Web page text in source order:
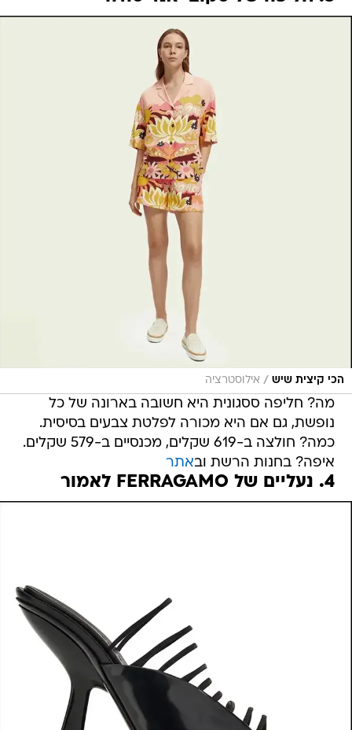
הכי קיצית שיש / אילוסטרציה
מה? חליפה ססגונית היא חשובה בארונה של כל
נופשת, גם אם היא מכורה לפלטת צבעים בסיסית.
כמה? חולצה ב-619 שקלים, מכנסיים ב-579 שקלים.
איפה? בחנות הרשת ובאתר
4. נעליים של FERRAGAMO לאמור